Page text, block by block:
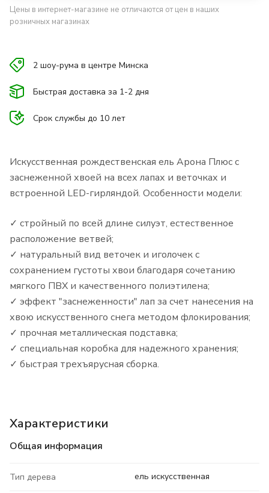
Цены в интернет-магазине не отличаются от цен в наших
розничных магазинах
2 шоу-рума в центре Минска
Быстрая доставка за 1-2 дня
Срок службы до 10 лет
Искусственная рождественская ель Арона Плюс с
заснеженной хвоей на всех лапах и веточках и
встроенной LED-гирляндой. Особенности модели:
✓ стройный по всей длине силуэт, естественное
расположение ветвей;
✓ натуральный вид веточек и иголочек с
сохранением густоты хвои благодаря сочетанию
мягкого ПВХ и качественного полиэтилена;
✓ эффект "заснеженности" лап за счет нанесения на
хвою искусственного снега методом флокирования;
✓ прочная металлическая подставка;
✓ специальная коробка для надежного хранения;
✓ быстрая трехъярусная сборка.
Характеристики
Общая информация
Тип дерева ель искусственная